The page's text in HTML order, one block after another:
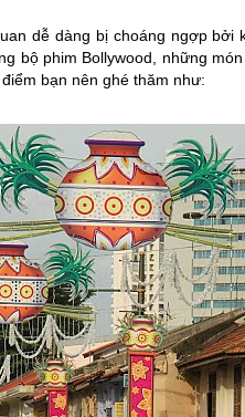
dễ dàng bị choáng ngợp
bộ phim Bollywood, những
bạn nên ghé thăm như: